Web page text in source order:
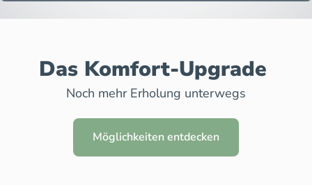
Das Komfort-Upgrade
Noch mehr Erholung unterwegs
Möglichkeiten entdecken